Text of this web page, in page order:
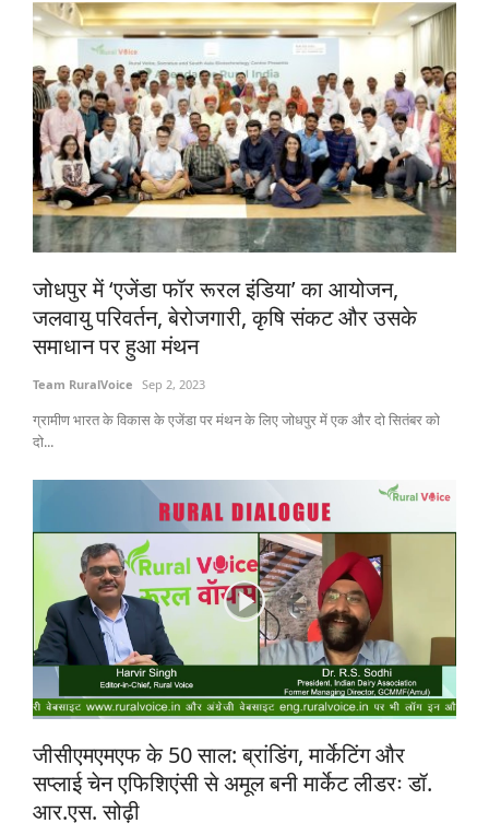
जोधपुर में ‘एजेंडा फॉर रूरल इंडिया’ का आयोजन,
जलवायु परिवर्तन, बेरोजगारी, कृषि संकट और उसके
समाधान पर हुआ मंथन
Team RuralVoice Sep 2, 2023
ग्रामीण भारत के विकास के एजेंडा पर मंथन के लिए जोधपुर में एक और दो सितंबर को
दो...
जीसीएमएमएफ के 50 साल: ब्रांडिंग, मार्केटिंग और
सप्लाई चेन एफिशिएंसी से अमूल बनी मार्केट लीडरः डॉ.
आर.एस. सोढ़ी